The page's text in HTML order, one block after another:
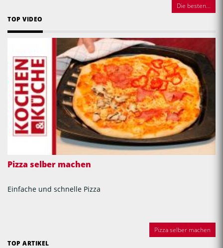
Die besten...
TOP VIDEO
Pizza selber machen
Einfache und schnelle Pizza
Pizza selber machen
TOP ARTIKEL